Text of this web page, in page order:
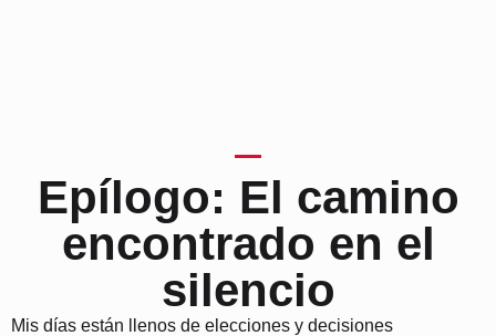
Epílogo: El camino
encontrado en el
silencio
Mis días están llenos de elecciones y decisiones